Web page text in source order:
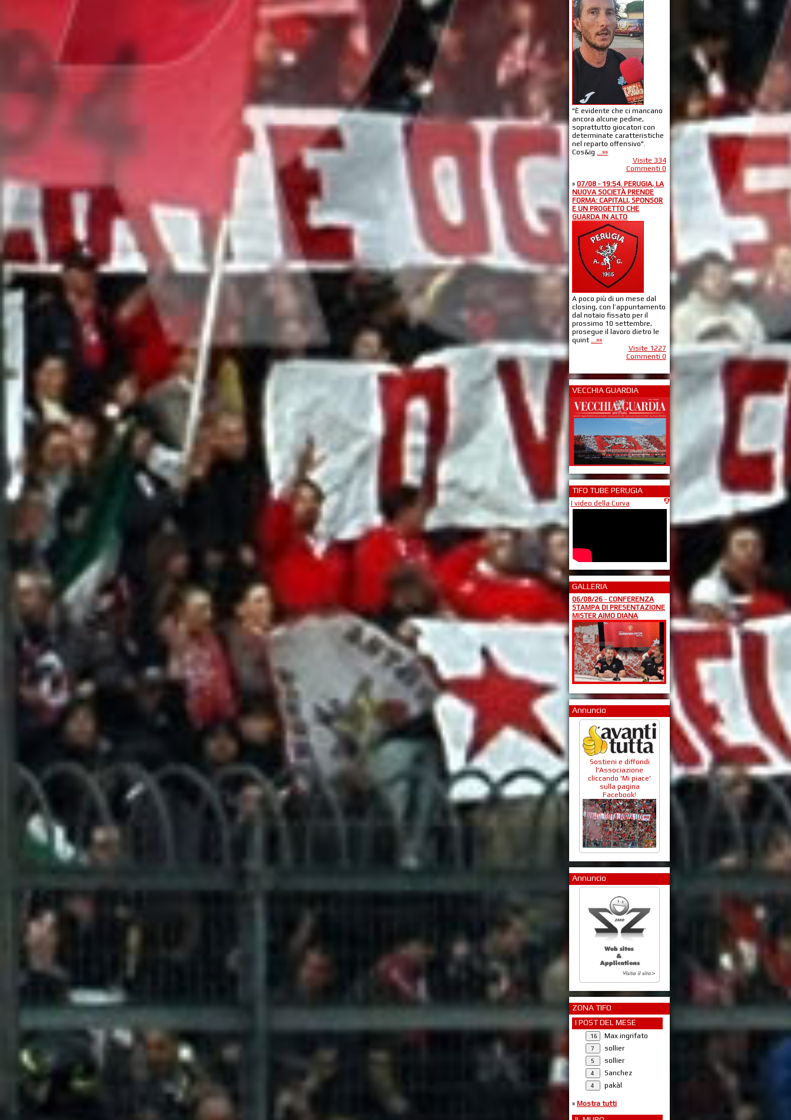
"È evidente che ci mancano
ancora alcune pedine,
soprattutto giocatori con
determinate caratteristiche
nel reparto offensivo".
Cos&ig
...»»
Visite 334
Commenti 0
»07/08 - 19:54. PERUGIA, LA
NUOVA SOCIETÀ PRENDE
FORMA: CAPITALI, SPONSOR
E UN PROGETTO CHE
GUARDA IN ALTO
A poco più di un mese dal
closing, con l’appuntamento
dal notaio fissato per il
prossimo 10 settembre,
prosegue il lavoro dietro le
quint
...»»
Visite 1227
Commenti 0
VECCHIA GUARDIA
TIFO TUBE PERUGIA
I video della Curva
GALLERIA
06/08/26 -CONFERENZA
STAMPA DI PRESENTAZIONE
MISTER AIMO DIANA
Annuncio
Sostieni e diffondi
l'Associazione
cliccando 'Mi piace'
sulla pagina
Facebook!
Annuncio
ZONA TIFO
I POST DEL MESE
Max ingrifato
sollier
sollier
Sanchez
pakàl
» Mostra tutti